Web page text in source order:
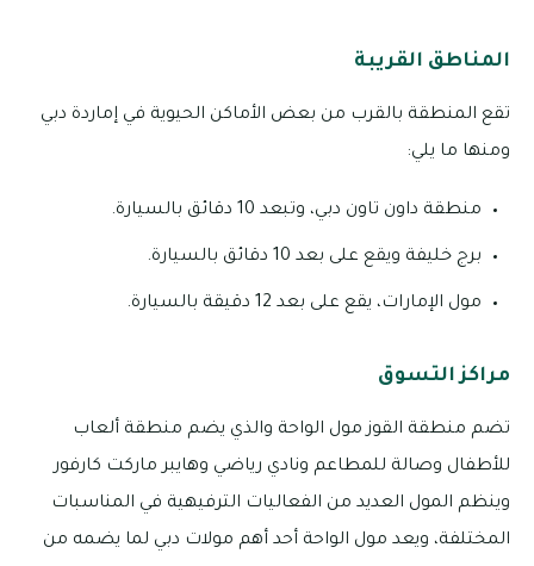
المناطق القريبة
تقع المنطقة بالقرب من بعض الأماكن الحيوية في إماردة دبي
ومنها ما يلي:
منطقة داون تاون دبي، وتبعد 10 دقائق بالسيارة.
برج خليفة ويقع على بعد 10 دقائق بالسيارة.
مول الإمارات، يقع على بعد 12 دقيقة بالسيارة.
مراكز التسوق
تضم منطقة القوز مول الواحة والذي يضم منطقة ألعاب
للأطفال وصالة للمطاعم ونادي رياضي وهايبر ماركت كارفور
وينظم المول العديد من الفعاليات الترفيهية في المناسبات
المختلفة، ويعد مول الواحة أحد أهم مولات دبي لما يضمه من